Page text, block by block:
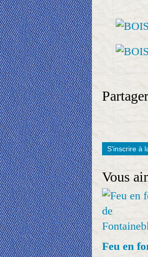
S'inscrire à
Vous
Feu en